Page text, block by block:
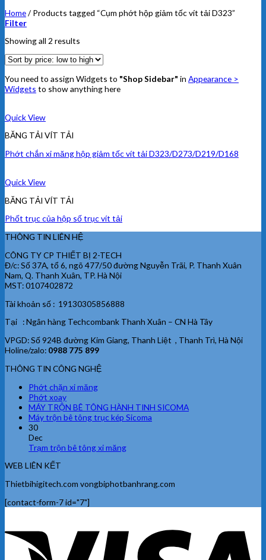
Home/ Products tagged “Cụm phớt hộp giảm tốc vít tải D323”
Filter
Showing all 2 results
You need to assign Widgets to "Shop Sidebar" in Appearance >
Widgets to show anything here
Quick View
BĂNG TẢI VÍT TẢI
Phớt chắn xi măng hộp giảm tốc vít tải D323/D273/D219/D168
Quick View
BĂNG TẢI VÍT TẢI
Phốt trục của hộp số trục vít tải
THÔNG TIN LIÊN HỆ
CÔNG TY CP THIẾT BỊ 2-TECH
Đ/c: Số 37A, tổ 6, ngõ 477/50 đường Nguyễn Trãi, P. Thanh Xuân
Nam, Q. Thanh Xuân, TP. Hà Nội
MST: 0107402872
Tài khoản số : 19130305856888
Tại : Ngân hàng Techcombank Thanh Xuân – CN Hà Tây
VPGD: Số 924B đường Kim Giang, Thanh Liệt , Thanh Trì, Hà Nội
Holine/zalo: 0988 775 899
THÔNG TIN CÔNG NGHỆ
Phớt chặn xi măng
Phớt xoay
MÁY TRỘN BÊ TÔNG HÀNH TINH SICOMA
Máy trộn bê tông trục kép Sicoma
30
Dec
Trạm trộn bê tông xi măng
WEB LIÊN KẾT
Thietbihigitech.com vongbiphotbanhrang.com
[contact-form-7 id="7"]